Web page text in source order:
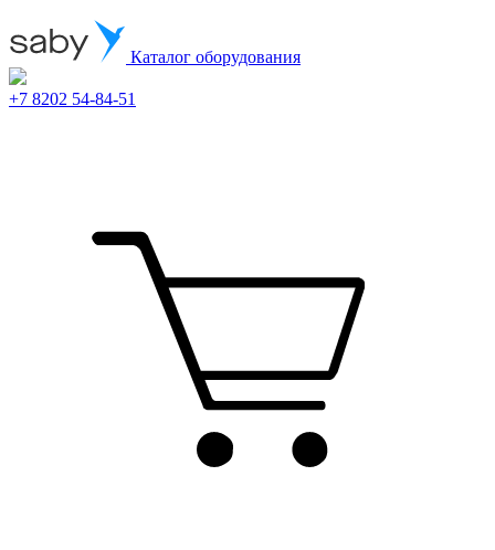
Каталог оборудования
+7 8202 54-84-51